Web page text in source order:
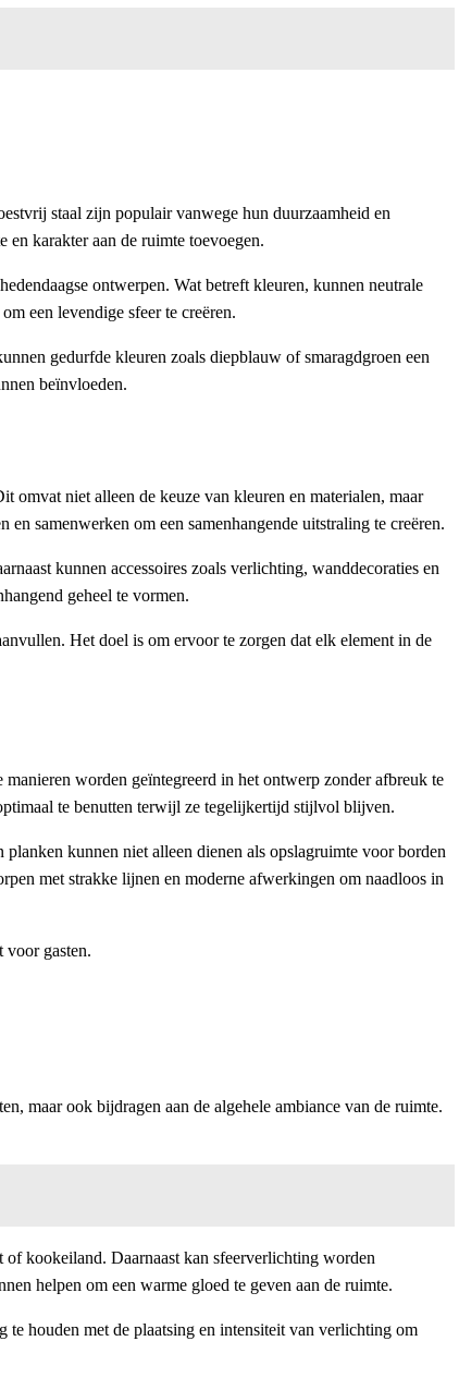
staal zijn populair vanwege hun duurzaamheid en
karakter aan de ruimte toevoegen.
ontwerpen. Wat betreft kleuren, kunnen neutrale
een levendige sfeer te creëren.
gedurfde kleuren zoals diepblauw of smaragdgroen een
beïnvloeden.
omvat niet alleen de keuze van kleuren en materialen, maar
samenwerken om een samenhangende uitstraling te creëren.
kunnen accessoires zoals verlichting, wanddecoraties en
geheel te vormen.
Het doel is om ervoor te zorgen dat elk element in de
worden geïntegreerd in het ontwerp zonder afbreuk te
te benutten terwijl ze tegelijkertijd stijlvol blijven.
kunnen niet alleen dienen als opslagruimte voor borden
met strakke lijnen en moderne afwerkingen om naadloos in
gasten.
maar ook bijdragen aan de algehele ambiance van de ruimte.
kookeiland. Daarnaast kan sfeerverlichting worden
helpen om een warme gloed te geven aan de ruimte.
houden met de plaatsing en intensiteit van verlichting om